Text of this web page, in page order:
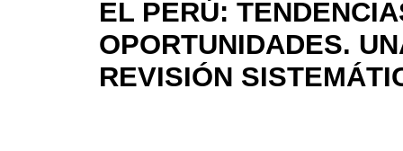
EL PERÚ:
OPORTUNIDADES.
REVISIÓN